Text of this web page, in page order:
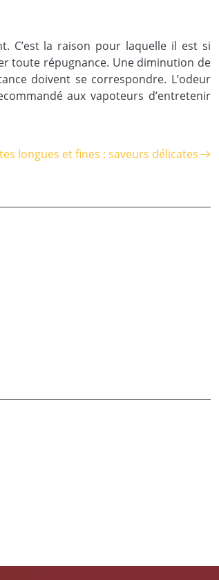
C’est la raison pour laquelle il est si
toute répugnance. Une diminution de
doivent se correspondre. L’odeur
aux vapoteurs d’entretenir
longues et fines : saveurs délicates